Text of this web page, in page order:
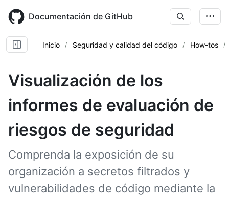
main
content
Documentación de GitHub
Inicio Seguridad y calidad del código How-tos
Visualización de los
informes de evaluación de
riesgos de seguridad
Comprenda la exposición de su
organización a secretos filtrados y
vulnerabilidades de código mediante la